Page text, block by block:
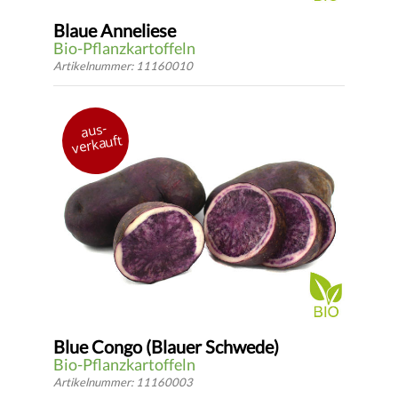
Blaue Anneliese
Bio-Pflanzkartoffeln
Artikelnummer: 11160010
aus eigener Zucht - Barum 2018
festkochend
sehr spät
DETAILS ab 3.94 €*
* inkl.gesetzlicher USt.zzgl.Versandkosten
aus-
verkauft
Blue Congo (Blauer Schwede)
Bio-Pflanzkartoffeln
Artikelnummer: 11160003